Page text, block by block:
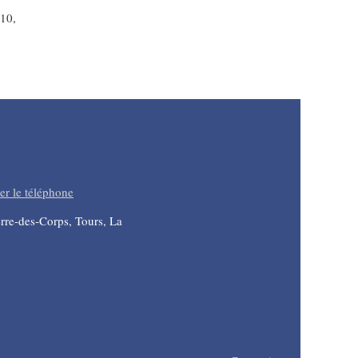
le téléphone
des-Corps, Tours, La